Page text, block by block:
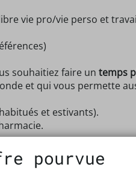
vie pro/vie perso et
souhaitiez faire un temps
et qui vous permette
et estivants).
remplacement à jour).
pourvue